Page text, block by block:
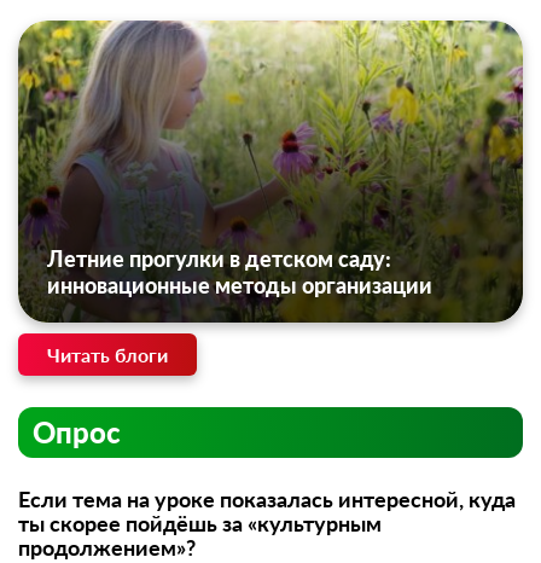
Летние прогулки в детском саду:
инновационные методы организации
Читать блоги
Опрос
Если тема на уроке показалась интересной, куда
ты скорее пойдёшь за «культурным
продолжением»?